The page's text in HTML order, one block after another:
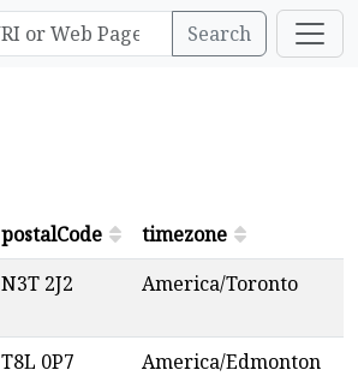
Search
postalCode
timezone
N3T 2J2 America/Toronto
T8L 0P7 America/Edmonton